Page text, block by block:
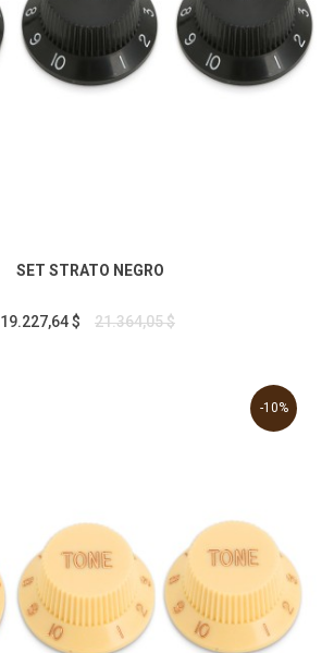
SET STRATO NEGRO
19.227,64 $ 21.364,05 $
-10%